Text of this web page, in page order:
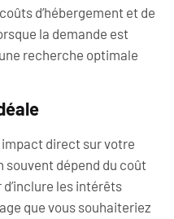
d’hébergement et de
la demande est
recherche optimale
impact direct sur votre
souvent dépend du coût
les intérêts
que vous souhaiteriez